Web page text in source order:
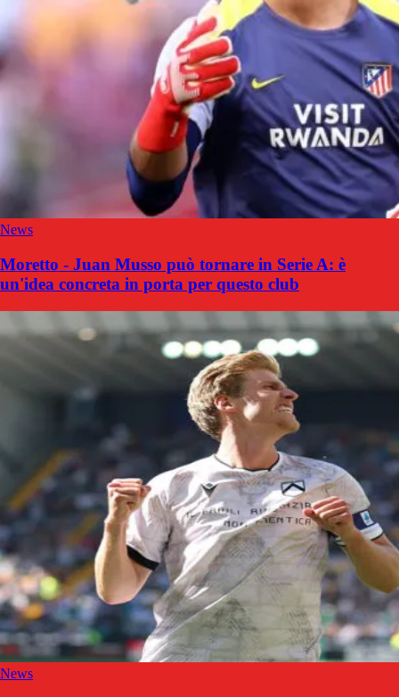
News
Moretto - Juan Musso può tornare in Serie A: è
un'idea concreta in porta per questo club
News